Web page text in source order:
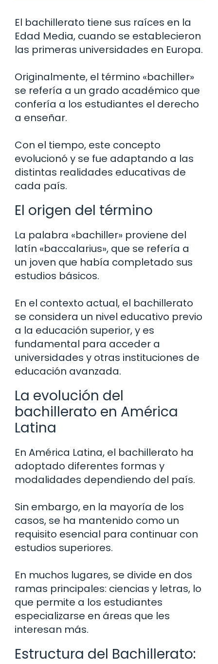
El bachillerato tiene sus raíces en la
Edad Media, cuando se establecieron
las primeras universidades en Europa.
Originalmente, el término «bachiller»
se refería a un grado académico que
confería a los estudiantes el derecho
a enseñar.
Con el tiempo, este concepto
evolucionó y se fue adaptando a las
distintas realidades educativas de
cada país.
El origen del término
La palabra «bachiller» proviene del
latín «baccalarius», que se refería a
un joven que había completado sus
estudios básicos.
En el contexto actual, el bachillerato
se considera un nivel educativo previo
a la educación superior, y es
fundamental para acceder a
universidades y otras instituciones de
educación avanzada.
La evolución del
bachillerato en América
Latina
En América Latina, el bachillerato ha
adoptado diferentes formas y
modalidades dependiendo del país.
Sin embargo, en la mayoría de los
casos, se ha mantenido como un
requisito esencial para continuar con
estudios superiores.
En muchos lugares, se divide en dos
ramas principales: ciencias y letras, lo
que permite a los estudiantes
especializarse en áreas que les
interesan más.
Estructura del Bachillerato: